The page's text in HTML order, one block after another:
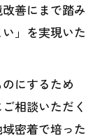
善にまで踏み
」を実現いた
にするため
相談いただく
密着で培った